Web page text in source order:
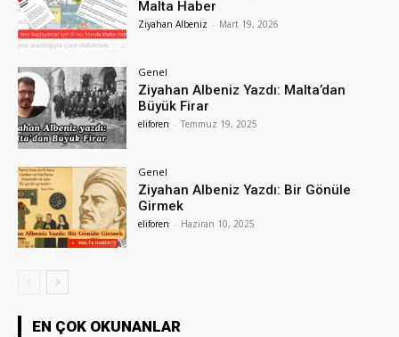
Malta Haber
Ziyahan Albeniz - Mart 19, 2026
Genel
Ziyahan Albeniz Yazdı: Malta’dan
Büyük Firar
eliforen - Temmuz 19, 2025
Genel
Ziyahan Albeniz Yazdı: Bir Gönüle
Girmek
eliforen - Haziran 10, 2025
EN ÇOK OKUNANLAR